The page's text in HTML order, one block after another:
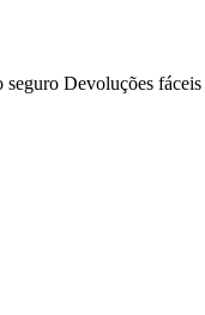
seguro Devoluções fáceis